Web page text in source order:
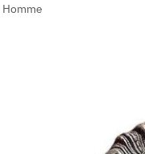
Homme